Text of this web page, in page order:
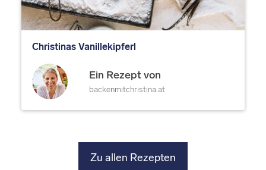
Christinas Vanillekipferl
Ein Rezept von
backenmitchristina.at
Zu allen Rezepten